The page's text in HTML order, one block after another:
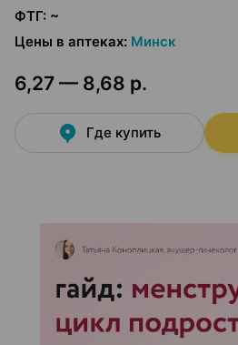
ФТГ: ~
Цены в аптеках: Минск
6,27 — 8,68 р.
Где купить